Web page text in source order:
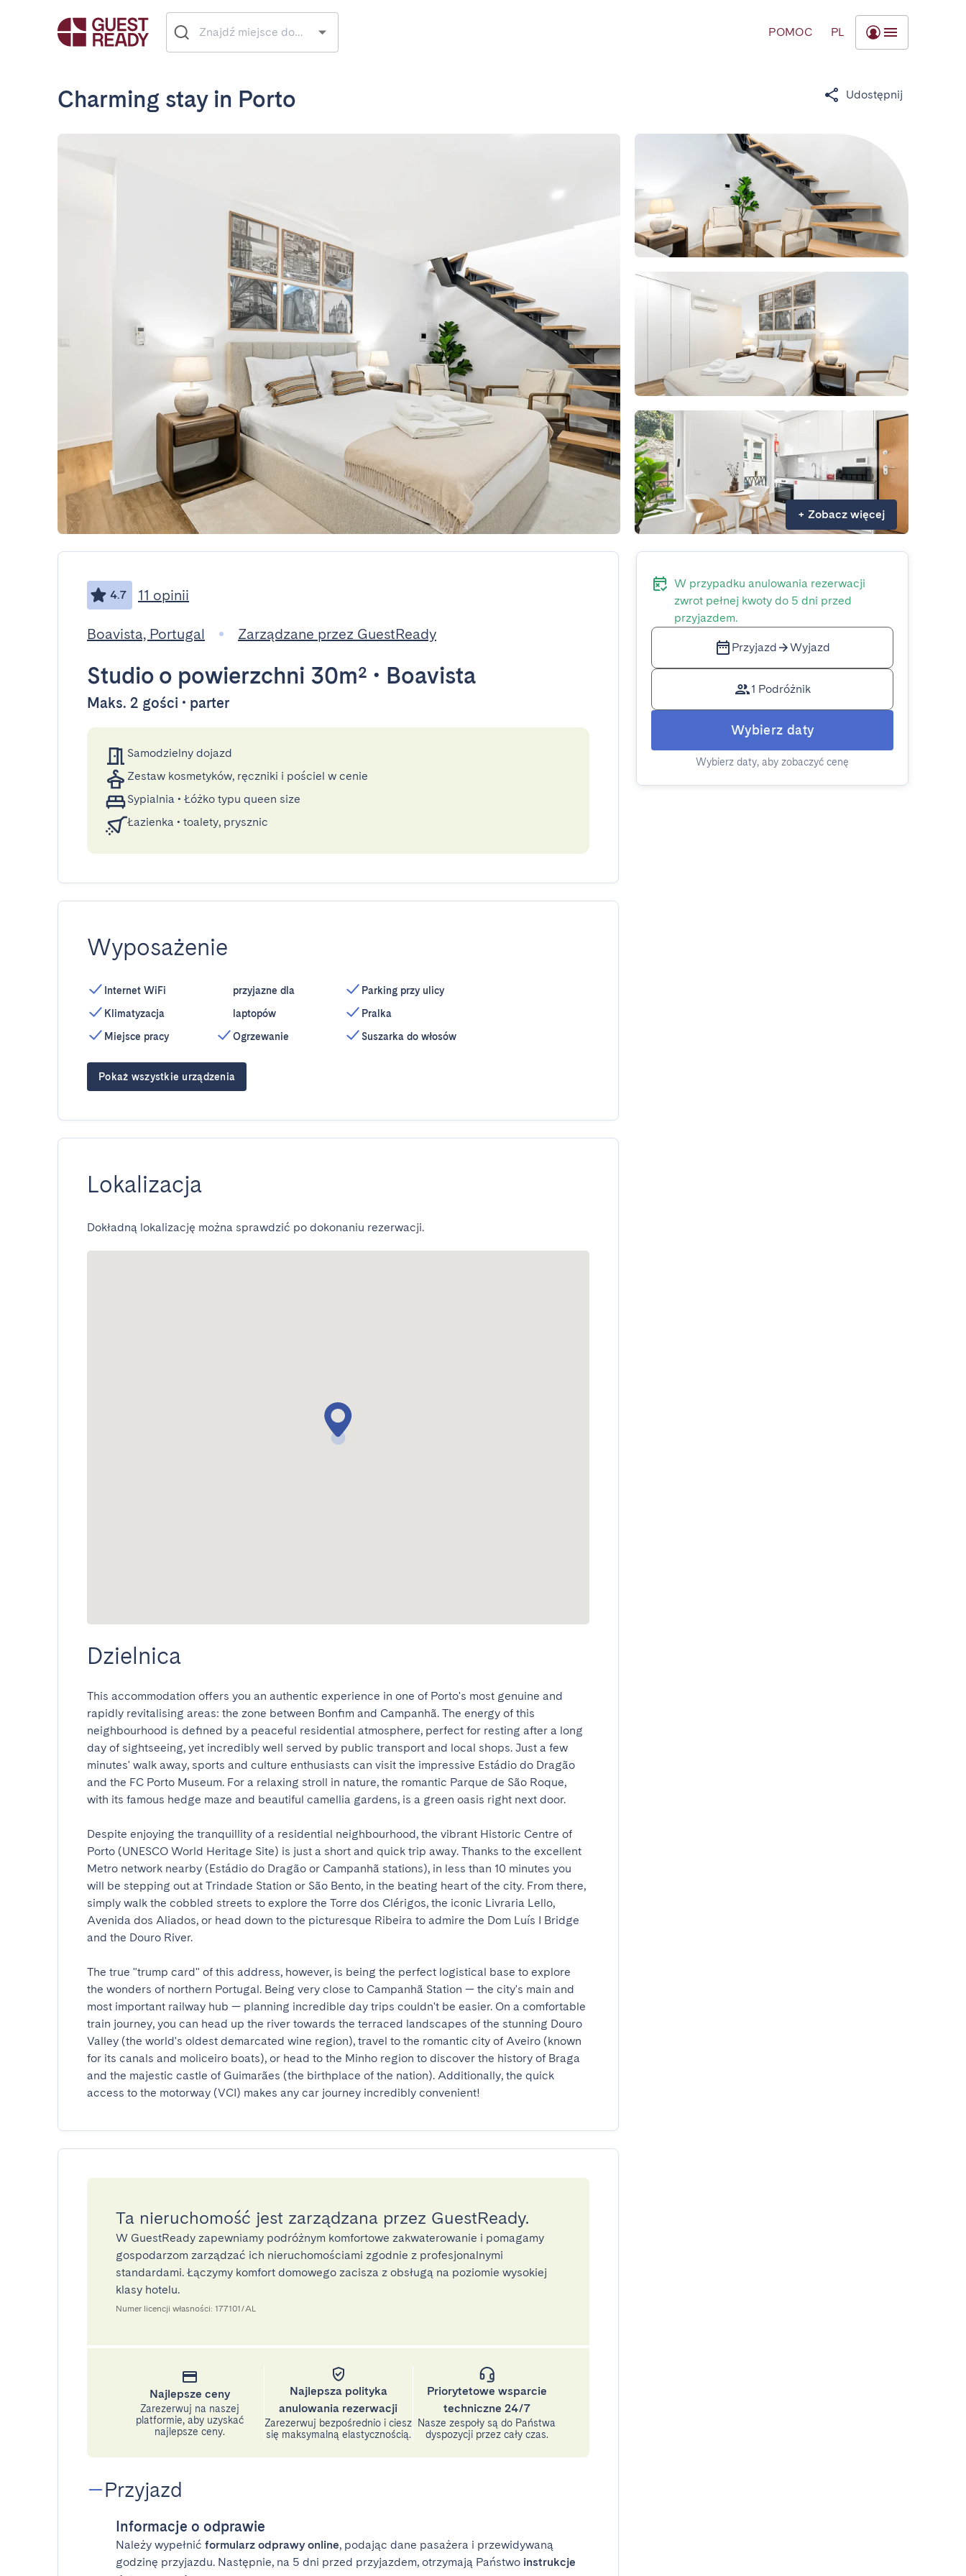
POMOC PL
Charming stay in Porto Udostępnij
+ Zobacz więcej
4.7 11 opinii
Boavista, Portugal Zarządzane przez GuestReady
Studio o powierzchni 30m² • Boavista
Maks. 2 gości • parter
Samodzielny dojazd
Zestaw kosmetyków, ręczniki i pościel w cenie
Sypialnia • Łóżko typu queen size
Łazienka • toalety, prysznic
Wyposażenie
Internet WiFi
Klimatyzacja
Miejsce pracy
przyjazne dla
laptopów
Ogrzewanie
Parking przy ulicy
Pralka
Suszarka do włosów
Pokaż wszystkie urządzenia
Lokalizacja
Dokładną lokalizację można sprawdzić po dokonaniu rezerwacji.
Dzielnica
This accommodation offers you an authentic experience in one of Porto's most genuine and
rapidly revitalising areas: the zone between Bonfim and Campanhã. The energy of this
neighbourhood is defined by a peaceful residential atmosphere, perfect for resting after a long
day of sightseeing, yet incredibly well served by public transport and local shops. Just a few
minutes' walk away, sports and culture enthusiasts can visit the impressive Estádio do Dragão
and the FC Porto Museum. For a relaxing stroll in nature, the romantic Parque de São Roque,
with its famous hedge maze and beautiful camellia gardens, is a green oasis right next door.
Despite enjoying the tranquillity of a residential neighbourhood, the vibrant Historic Centre of
Porto (UNESCO World Heritage Site) is just a short and quick trip away. Thanks to the excellent
Metro network nearby (Estádio do Dragão or Campanhã stations), in less than 10 minutes you
will be stepping out at Trindade Station or São Bento, in the beating heart of the city. From there,
simply walk the cobbled streets to explore the Torre dos Clérigos, the iconic Livraria Lello,
Avenida dos Aliados, or head down to the picturesque Ribeira to admire the Dom Luís I Bridge
and the Douro River.
The true "trump card" of this address, however, is being the perfect logistical base to explore
the wonders of northern Portugal. Being very close to Campanhã Station — the city's main and
most important railway hub — planning incredible day trips couldn't be easier. On a comfortable
train journey, you can head up the river towards the terraced landscapes of the stunning Douro
Valley (the world's oldest demarcated wine region), travel to the romantic city of Aveiro (known
for its canals and moliceiro boats), or head to the Minho region to discover the history of Braga
and the majestic castle of Guimarães (the birthplace of the nation). Additionally, the quick
access to the motorway (VCI) makes any car journey incredibly convenient!
Ta nieruchomość jest zarządzana przez GuestReady.
W GuestReady zapewniamy podróżnym komfortowe zakwaterowanie i pomagamy
gospodarzom zarządzać ich nieruchomościami zgodnie z profesjonalnymi
standardami. Łączymy komfort domowego zacisza z obsługą na poziomie wysokiej
klasy hotelu.
Numer licencji własności: 177101/AL
Najlepsze ceny
Zarezerwuj na naszej
platformie, aby uzyskać
najlepsze ceny.
Najlepsza polityka
anulowania rezerwacji
Zarezerwuj bezpośrednio i ciesz
się maksymalną elastycznością.
Priorytetowe wsparcie
techniczne 24/7
Nasze zespoły są do Państwa
dyspozycji przez cały czas.
Przyjazd
Informacje o odprawie
Należy wypełnić formularz odprawy online, podając dane pasażera i przewidywaną
godzinę przyjazdu. Następnie, na 5 dni przed przyjazdem, otrzymają Państwo instrukcje
W przypadku anulowania rezerwacji
zwrot pełnej kwoty do 5 dni przed
przyjazdem.
Przyjazd Wyjazd
1 Podróżnik
Wybierz daty
Wybierz daty, aby zobaczyć cenę